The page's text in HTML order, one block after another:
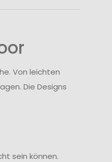
Von leichten
Die Designs
sein können.